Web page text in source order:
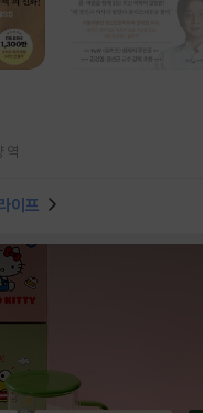
역
이프